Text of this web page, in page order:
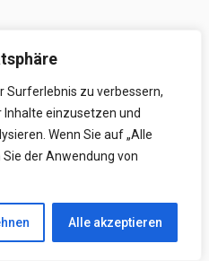
Surferlebnis zu verbessern,
einzusetzen und
Wenn Sie auf „Alle
der Anwendung von
Alle akzeptieren